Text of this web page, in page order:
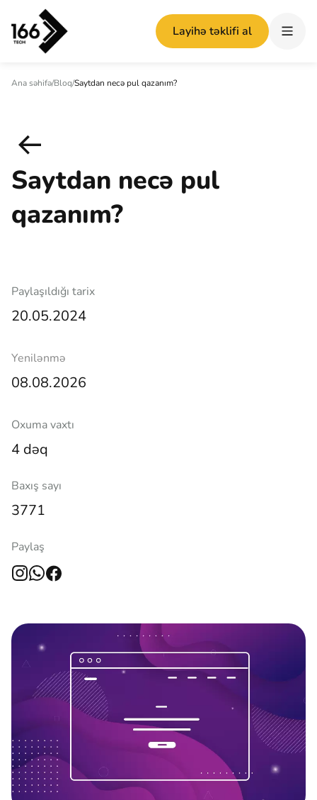
Layihə təklifi al
Ana səhifə/Bloq/Saytdan necə pul qazanım?
Saytdan necə pul
qazanım?
Paylaşıldığı tarix
20.05.2024
Yenilənmə
08.08.2026
Oxuma vaxtı
4 dəq
Baxış sayı
3771
Paylaş